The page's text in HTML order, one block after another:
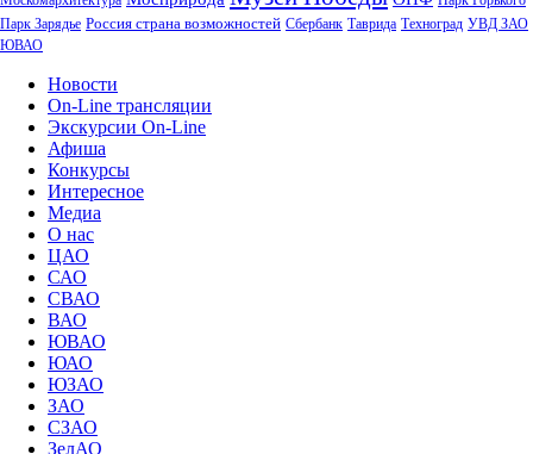
Парк Зарядье Россия страна возможностей Сбербанк Таврида Техноград УВД ЗАО
ЮВАО
Новости
On-Line трансляции
Экскурсии On-Line
Афиша
Конкурсы
Интересное
Медиа
О нас
ЦАО
САО
СВАО
ВАО
ЮВАО
ЮАО
ЮЗАО
ЗАО
СЗАО
ЗелАО